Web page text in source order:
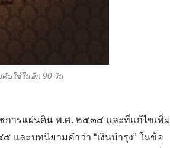
บใช้ในอีก 90 วัน
การแผ่นดิน พ.ศ. ๒๕๓๔ และที่แก้ไขเพิ่ม
และบทนิยามคําว่า “เงินบํารุง” ในข้อ